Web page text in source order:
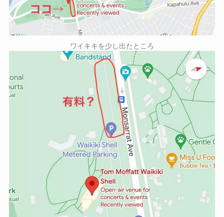
ワイキキを少し出たところ